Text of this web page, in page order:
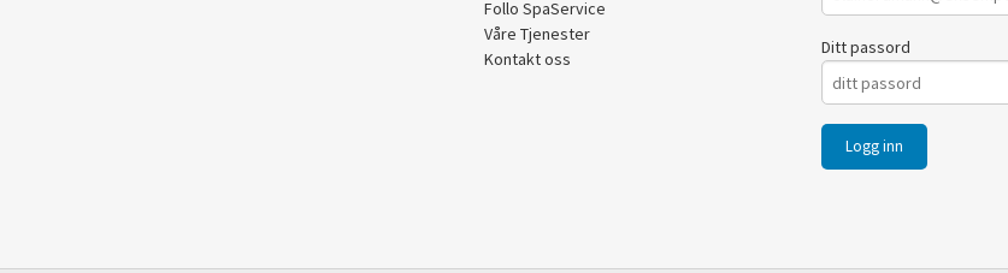
Follo SpaService
Våre Tjenester
Kontakt oss
Ditt passord